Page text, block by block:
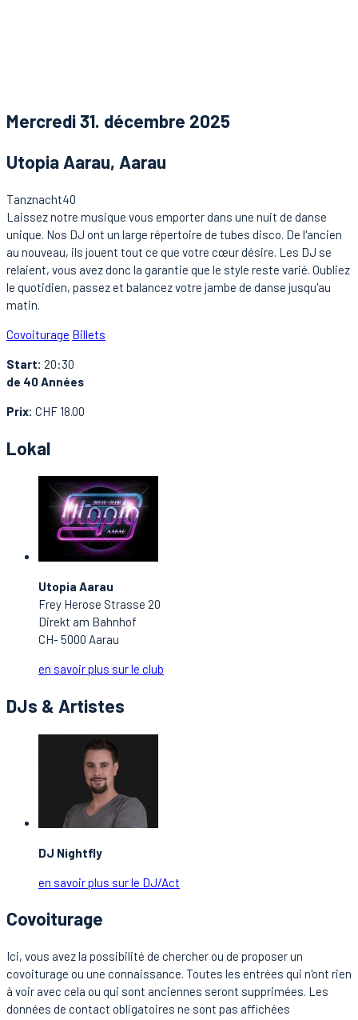
Mercredi 31. décembre 2025
Utopia Aarau, Aarau
Tanznacht40
Laissez notre musique vous emporter dans une nuit de danse
unique. Nos DJ ont un large répertoire de tubes disco. De l'ancien
au nouveau, ils jouent tout ce que votre cœur désire. Les DJ se
relaient, vous avez donc la garantie que le style reste varié. Oubliez
le quotidien, passez et balancez votre jambe de danse jusqu'au
matin.
Covoiturage Billets
Start: 20:30
de 40 Années
Prix: CHF 18.00
Lokal
Utopia Aarau
Frey Herose Strasse 20
Direkt am Bahnhof
CH- 5000 Aarau
en savoir plus sur le club
DJs & Artistes
DJ Nightfly
en savoir plus sur le DJ/Act
Covoiturage
Ici, vous avez la possibilité de chercher ou de proposer un
covoiturage ou une connaissance. Toutes les entrées qui n'ont rien
à voir avec cela ou qui sont anciennes seront supprimées. Les
données de contact obligatoires ne sont pas affichées